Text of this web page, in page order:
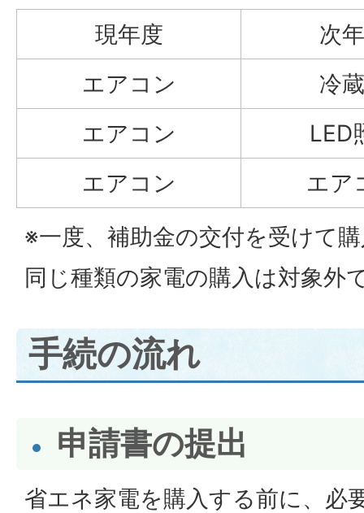
現年度
次
エアコン
冷
エアコン
LED
エアコン
エア
※一度、補助金の交付を受けて
同じ種類の家電の購入は対象外
手続の流れ
申請書の提出
省エネ家電を購入する前に、必